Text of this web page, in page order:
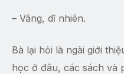
– Vâng, dĩ nhiên.
Bà lại hỏi là ngài giới
học ở đâu, các sách và